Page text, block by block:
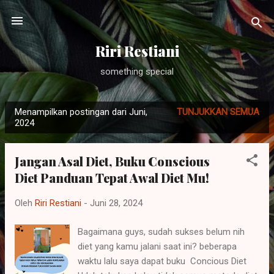
Langsung ke konten utama
Riri Restiani
something special
o
Menampilkan postingan dari Juni,
2024
TUNJUKKAN SEMUA
Jangan Asal Diet, Buku Conscious
Diet Panduan Tepat Awal Diet Mu!
Oleh Riri Restiani - Juni 28, 2024
Bagaimana guys, sudah sukses belum nih
diet yang kamu jalani saat ini? beberapa
waktu lalu saya dapat buku Concious Diet